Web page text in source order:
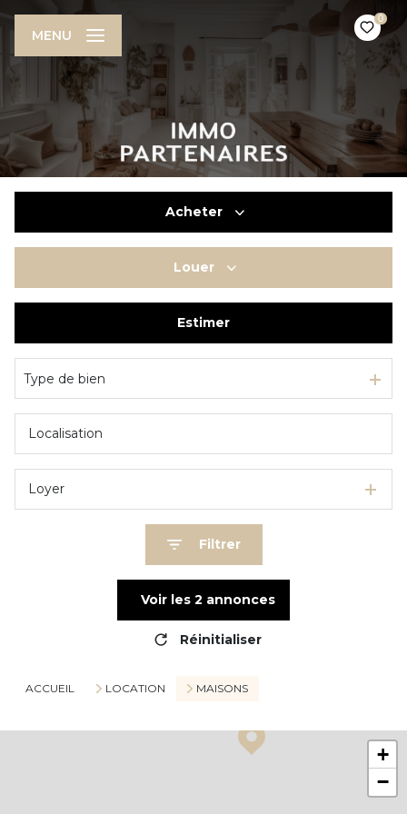
0
MENU
Acheter
De l'immo pro
Louer
En saisonnier
Estimer
Type de bien
Loyer
Filtrer
Voir les 2 annonces
Réinitialiser
ACCUEIL LOCATION MAISONS
+
−